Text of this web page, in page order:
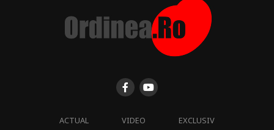
ACTUAL VIDEO
EXCLUSIV